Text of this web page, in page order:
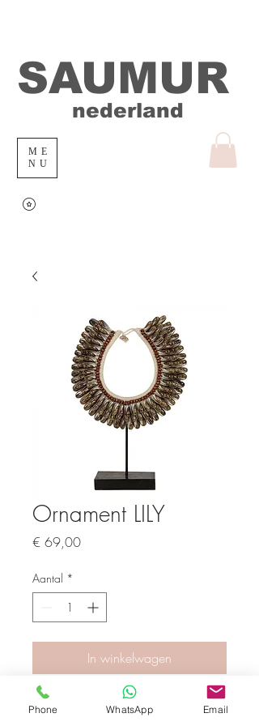
SAUMUR
nederland
ME
NU
Ornament LILY
€ 69,00Prijs
Aantal *
In winkelwagen
De schelpenketting werd oorspronkelijk
Phone WhatsApp Email